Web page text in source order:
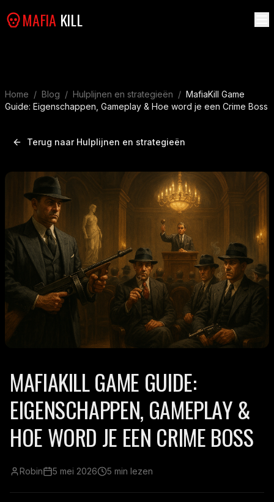
MAFIA KILL
Home / Blog / Hulplijnen en strategieën / MafiaKill Game
Guide: Eigenschappen, Gameplay & Hoe word je een Crime Boss
Terug naar Hulplijnen en strategieën
MAFIAKILL GAME GUIDE:
EIGENSCHAPPEN, GAMEPLAY &
HOE WORD JE EEN CRIME BOSS
Robin 5 mei 2026 5 min lezen